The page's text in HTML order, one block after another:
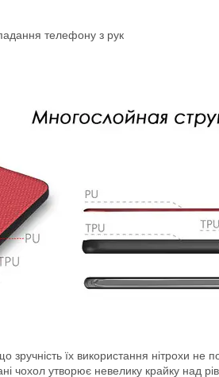
телефону з рук
зручність їх використання нітрохи
чохол утворює невелику крайку над